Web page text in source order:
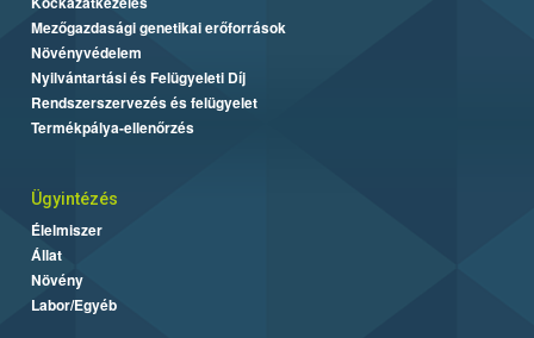
Mezőgazdasági genetikai erőforrások
Növényvédelem
Nyilvántartási és Felügyeleti Díj
Rendszerszervezés és felügyelet
Termékpálya-ellenőrzés
Ügyintézés
Élelmiszer
Állat
Növény
Labor/Egyéb